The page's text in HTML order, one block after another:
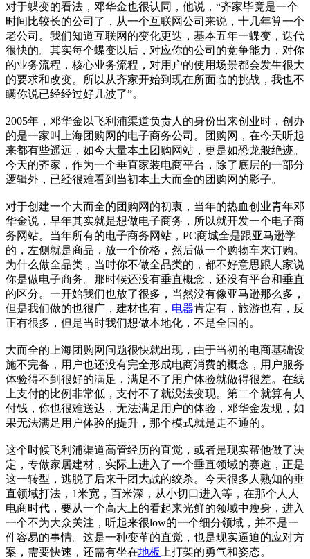
对于蝶变的看法，邓华金也很认同，他说，“齐家毕竟是一个
时间比较长的公司了，从一个互联网公司来说，十几年算一个
老公司。我们知道互联网的变化更迭，基本五年一蝶变，迭代
很快的。其实每个蝶变以后，对应你的公司的竞争能力，对你
的业务流程，核心业务流程，对用户的使用场景都会发生很大
的要求和改变。所以从齐家开始到现在所面临的挑战，我也不
瞒你说已经经过好几波了”。
2005年，邓华金以飞利浦渠道负责人的身份出来创业时，创办
的是一家叫上海团购网的电子商务公司。团购网，在今天听起
来都有些遥远，如今大量本土团购网站，更是如恐龙般绝迹。
今天的齐家，作为一个垂直家装电商平台，除了底层的一部分
逻辑外，已经很难看到当初本土大而全的团购网的影子。
对于创建一个大而全的团购网的初衷，当年的热血创业青年邓
华金说，早年其实就是想做电子商务，所以就开发一个电子商
务网站。当年所有的电子商务网站，PC商城全是跟亚马逊学
的，左侧就是商品，放一个价格，然后做一个购物车来订购。
为什么做全品类，当时你不做全品类的，都不好意思跟人家说
你是做电子商务。那时候还没有垂直概念，还没有平台和垂直
的区分。一开始我们也放了很多，当然没有像亚马逊那么多，
但是我们做的也很广，建材也有， 电器肯定有，旅游也有，反
正有很多，但是当时我们想做本地化，不是全国的。
大而全的上海团购网问题很快就出现，由于当初的电商基础设
施不完备，用户也还没有完全形成电商消费的概念，用户服务
体验得不到很好的满足，满足不了用户体验就做得很差。在线
上支付的比例非常低，支付不了就没法变现。第二个就算有人
付钱，你也很难送达，无法满足用户的体验，邓华金发现，如
果无法满足用户体验的提升，那个模式就是走不通的。
这个时候飞利浦渠道高管经历的直觉，或者是现实帮他做了决
定，专做家居建材，实际上进入了一个垂直领域的赛道，正是
这一转型，逃脱了后来千团大战的绞杀。今天很多人熟知的垂
直领域打法，1米宽，百米深，从小切口进入等，在那个人人
电商时代，要从一个高大上的看起来光鲜的领域中瘦身，进入
一个不为大众关注，听起来很low的一个细分领域，并不是一
件容易的事情。这是一种变革的直觉，也是现实逼迫的应对方
案，需要快速，还需有坐在地板 上打架的勇气和姿态。